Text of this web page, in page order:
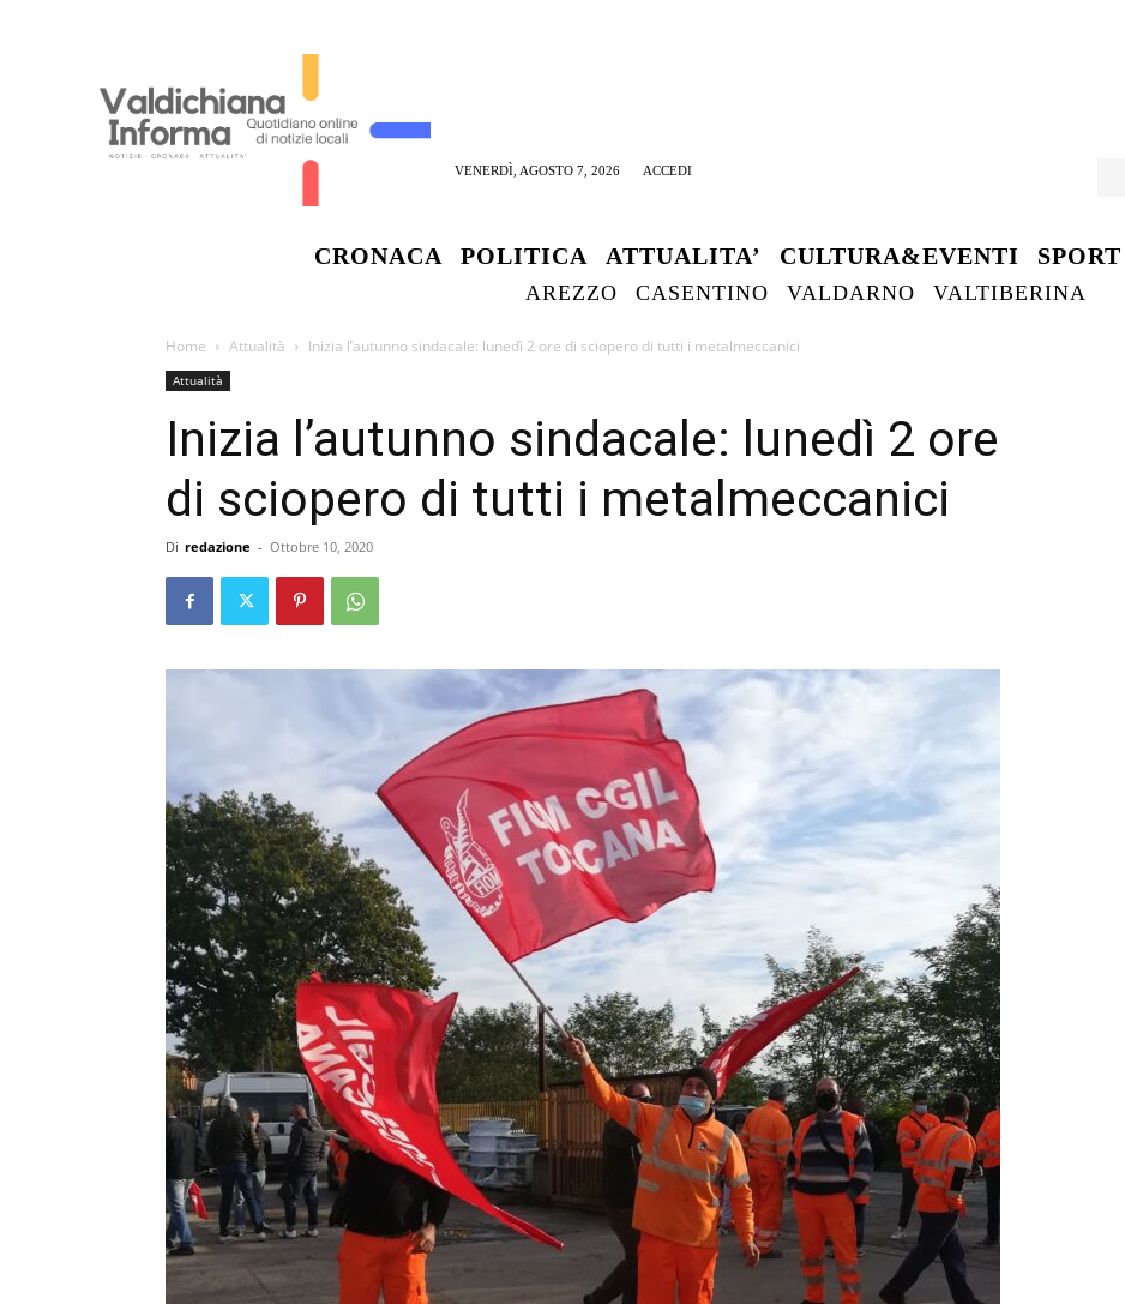
VENERDÌ, AGOSTO 7, 2026 ACCEDI
CRONACA POLITICA ATTUALITA’ CULTURA&EVENTI SPORT
AREZZO CASENTINO VALDARNO VALTIBERINA
Home Attualità Inizia l’autunno sindacale: lunedì 2 ore di sciopero di tutti i metalmeccanici
Attualità
Inizia l’autunno sindacale: lunedì 2 ore
di sciopero di tutti i metalmeccanici
Di redazione - Ottobre 10, 2020